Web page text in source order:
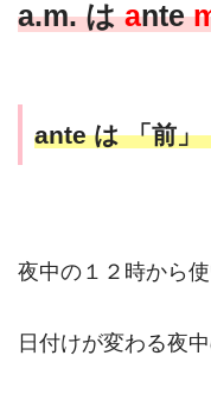
a.m. はante
ante は 「前
夜中の１２時から使
日付けが変わる夜